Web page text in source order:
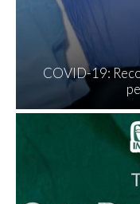
COVID-19: